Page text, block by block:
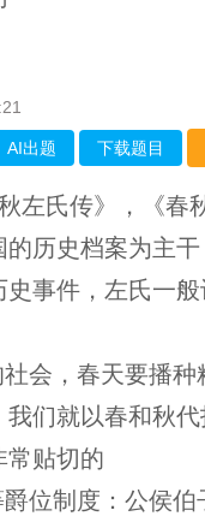
AI出题 下载题目
左氏传》，《春
历史档案为主
事件，左氏一
会，春天要播种
们就以春和秋
常贴切的
位制度：公侯伯